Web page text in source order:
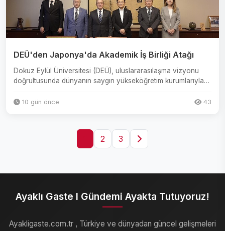
DEÜ'den Japonya'da Akademik İş Birliği Atağı
Dokuz Eylül Üniversitesi (DEÜ), uluslararasılaşma vizyonu
doğrultusunda dünyanın saygın yükseköğretim kurumlarıyla
10 gün önce 43
2 3
Ayaklı Gaste I Gündemi Ayakta Tutuyoruz!
Ayakligaste.com.tr , Türkiye ve dünyadan güncel gelişmeleri